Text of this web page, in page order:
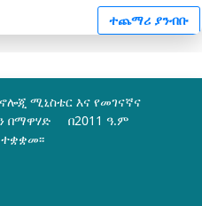
ተጨማሪ ያንብቡ
ሚኒስቴር እና የመገናኛና
በማዋሃድ በ2011 ዓ.ም